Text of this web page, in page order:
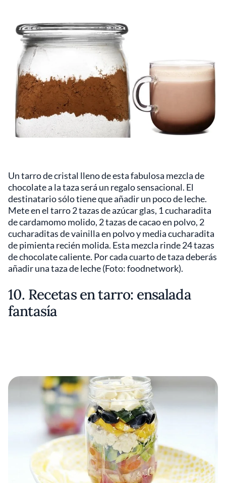
Un tarro de cristal lleno de esta fabulosa mezcla de
chocolate a la taza será un regalo sensacional. El
destinatario sólo tiene que añadir un poco de leche.
Mete en el tarro 2 tazas de azúcar glas, 1 cucharadita
de cardamomo molido, 2 tazas de cacao en polvo, 2
cucharaditas de vainilla en polvo y media cucharadita
de pimienta recién molida. Esta mezcla rinde 24 tazas
de chocolate caliente. Por cada cuarto de taza deberás
añadir una taza de leche (Foto: foodnetwork).
10. Recetas en tarro: ensalada
fantasía